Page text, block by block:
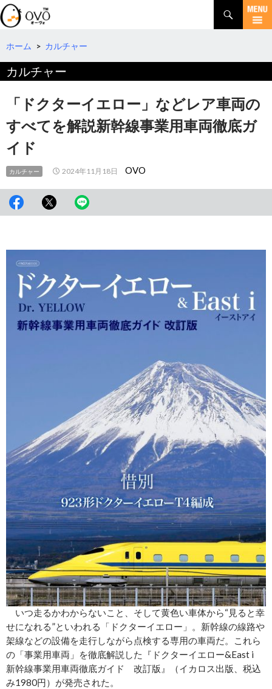
検
索
コ
テ
ツ
へ
ホーム > カルチャー
カルチャー
「ドクターイエロー」などレア車両の
すべてを解説新幹線事業用車両徹底ガ
イド
カルチャー 2024年11月18日 OVO
いつ走るかわからないこと、そして黄色い車体から“見ると幸
せになれる”といわれる「ドクターイエロー」。新幹線の線路や
架線などの設備を走行しながら点検する専用の車両だ。これら
の「事業用車両」を徹底解説した『ドクターイエロー&East i
新幹線事業用車両徹底ガイド 改訂版』（イカロス出版、税込
み1980円）が発売された。